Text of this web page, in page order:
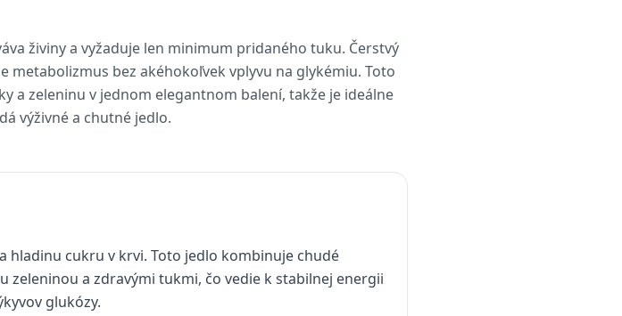
živiny a vyžaduje len minimum pridaného tuku. Čerstvý
bez akéhokoľvek vplyvu na glykémiu. Toto
a zeleninu v jednom elegantnom balení, takže je ideálne
výživné a chutné jedlo.
hladinu cukru v krvi. Toto jedlo kombinuje chudé
zeleninou a zdravými tukmi, čo vedie k stabilnej energii
glukózy.